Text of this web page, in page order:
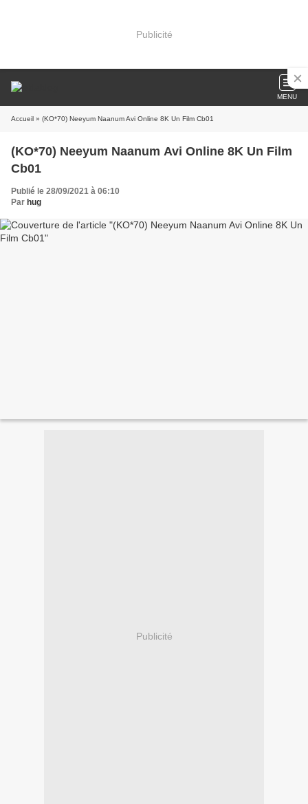
Publicité
MENU
Accueil » (KO*70) Neeyum Naanum Avi Online 8K Un Film Cb01
(KO*70) Neeyum Naanum Avi Online 8K Un Film
Cb01
Publié le 28/09/2021 à 06:10
Par hug
Publicité